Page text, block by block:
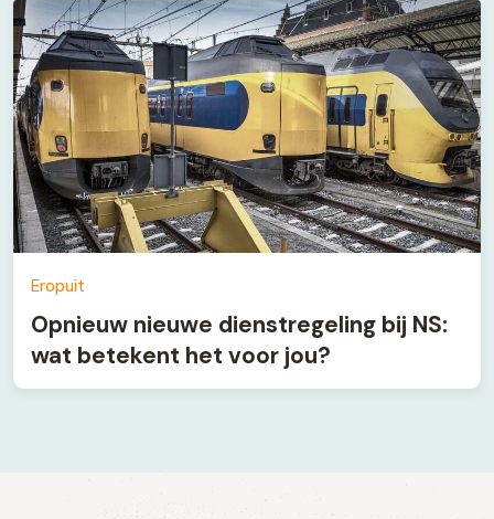
Eropuit
Opnieuw nieuwe dienstregeling bij NS:
wat betekent het voor jou?